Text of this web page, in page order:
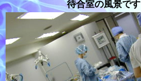
待合室の風景です